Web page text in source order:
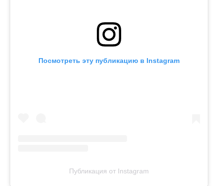
Посмотреть эту публикацию в Instagram
Публикация от Instagram